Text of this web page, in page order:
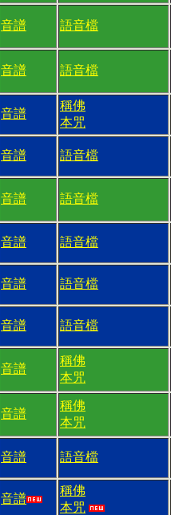
音譜 語音檔
音譜 語音檔
音譜
稱佛
本咒
音譜 語音檔
音譜 語音檔
音譜 語音檔
音譜 語音檔
音譜 語音檔
音譜
稱佛
本咒
音譜
稱佛
本咒
音譜 語音檔
音譜
稱佛
本咒